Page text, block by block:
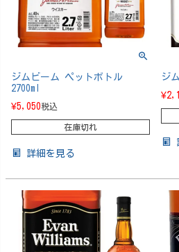
ジムビーム ペットボトル
2700ml
¥5,050税込
在庫切れ
詳細を見る
ジ
¥